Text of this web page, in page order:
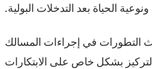
ونوعية الحياة بعد التدخلات البولية.
التطورات في إجراءات المسالك
بشكل خاص على الابتكارات